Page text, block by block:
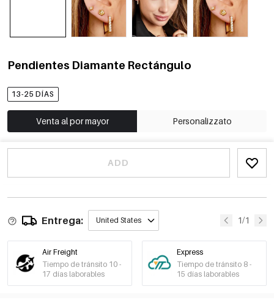
Pendientes Diamante Rectángulo
13-25 DÍAS
Venta al por mayor Personalizzato
ADD
Entrega: United States 1/1
Air Freight
Tiempo de tránsito 10 -
17 días laborables
Express
Tiempo de tránsito 8 -
15 días laborables